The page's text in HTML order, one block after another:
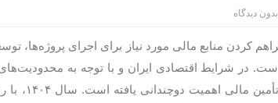
بدون دیدگاه
کردن منابع مالی مورد نیاز برای اجرای پروژه‌ها،
در شرایط اقتصادی ایران و با توجه به
انتخاب